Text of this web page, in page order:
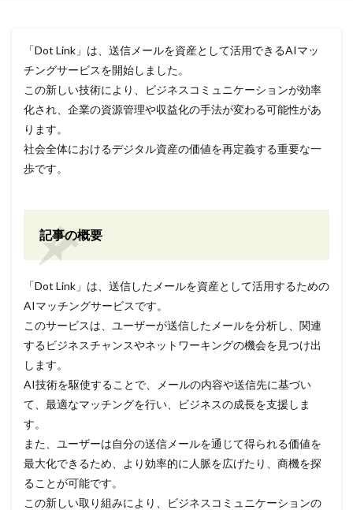
「Dot Link」は、送信メールを資産として活用できるAIマッ
チングサービスを開始しました。
この新しい技術により、ビジネスコミュニケーションが効率
化され、企業の資源管理や収益化の手法が変わる可能性があ
ります。
社会全体におけるデジタル資産の価値を再定義する重要な一
歩です。
記事の概要
「Dot Link」は、送信したメールを資産として活用するための
AIマッチングサービスです。
このサービスは、ユーザーが送信したメールを分析し、関連
するビジネスチャンスやネットワーキングの機会を見つけ出
します。
AI技術を駆使することで、メールの内容や送信先に基づい
て、最適なマッチングを行い、ビジネスの成長を支援しま
す。
また、ユーザーは自分の送信メールを通じて得られる価値を
最大化できるため、より効率的に人脈を広げたり、商機を探
ることが可能です。
この新しい取り組みにより、ビジネスコミュニケーションの